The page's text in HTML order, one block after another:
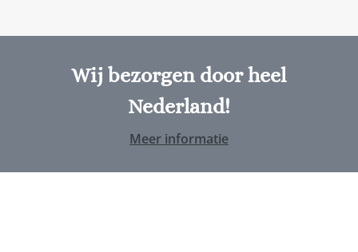
Wij bezorgen door heel
Nederland!
Meer informatie